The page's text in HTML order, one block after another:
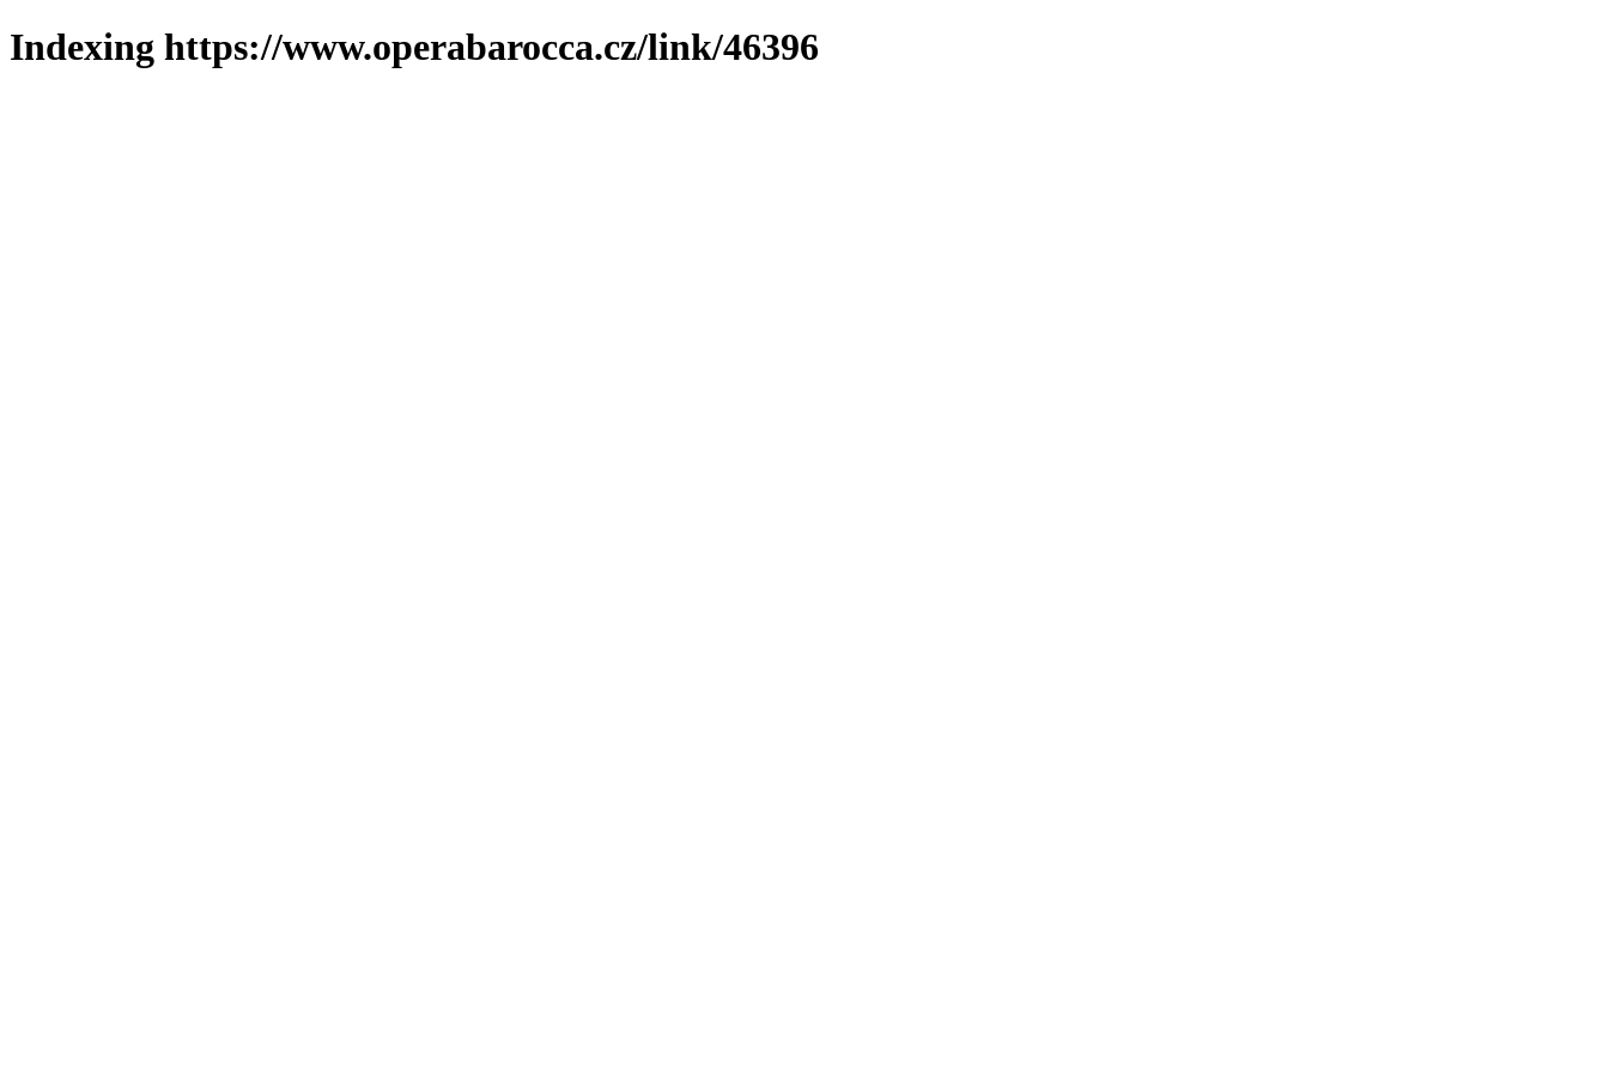
Indexing https://www.operabarocca.cz/link/46396